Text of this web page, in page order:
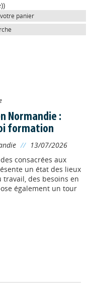
panier
Normandie :
formation
// 13/07/2026
consacrées aux
un état des lieux
des besoins en
également un tour